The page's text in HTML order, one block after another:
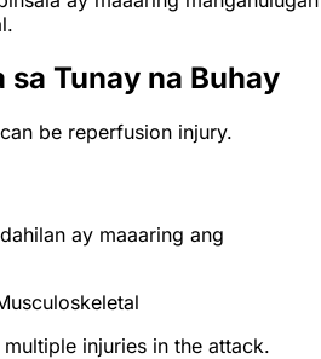
Tunay na Buhay
be reperfusion injury.
ay maaaring ang
injuries in the attack.